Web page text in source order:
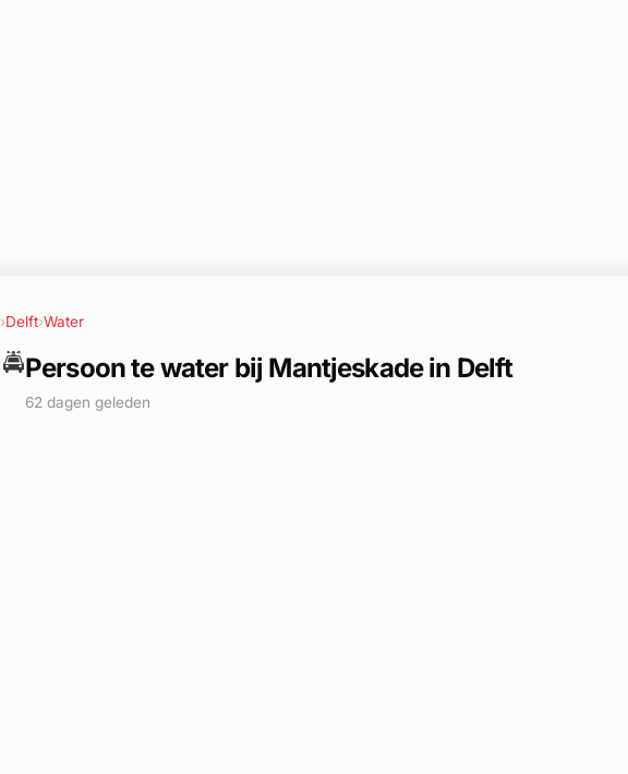
›Delft›Water
🚔Persoon te water bij Mantjeskade in Delft
62 dagen geleden